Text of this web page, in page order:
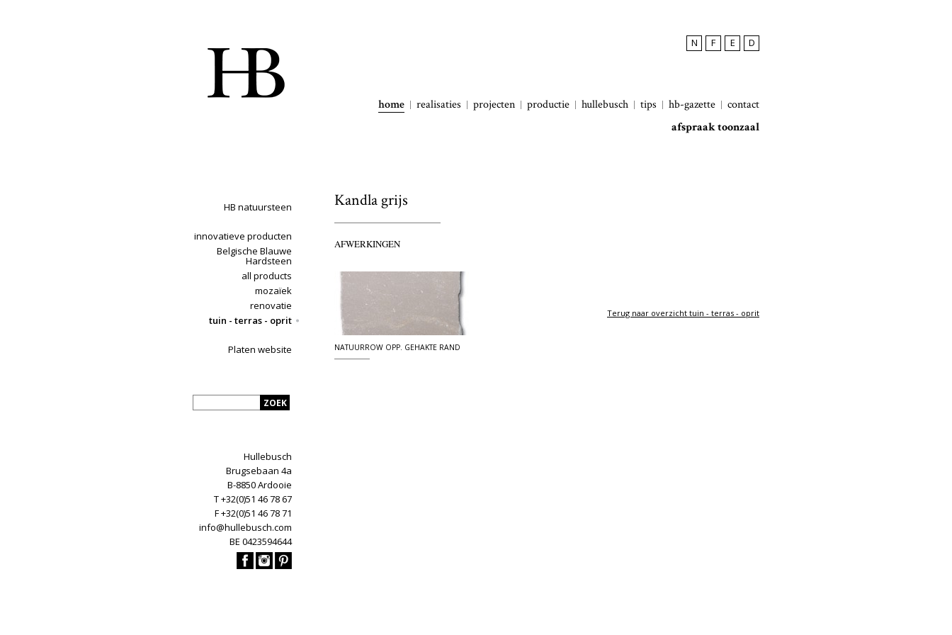
N F E D
home realisaties projecten productie hullebusch tips hb-gazette
contact
afspraak toonzaal
HB natuursteen
innovatieve producten
Belgische Blauwe
Hardsteen
all products
mozaïek
renovatie
tuin - terras - oprit
Platen website
Hullebusch
Brugsebaan 4a
B-8850 Ardooie
T +32(0)51 46 78 67
F +32(0)51 46 78 71
info@hullebusch.com
BE 0423594644
Kandla grijs
AFWERKINGEN
NATUURROW OPP. GEHAKTE RAND
Terug naar overzicht tuin - terras - oprit